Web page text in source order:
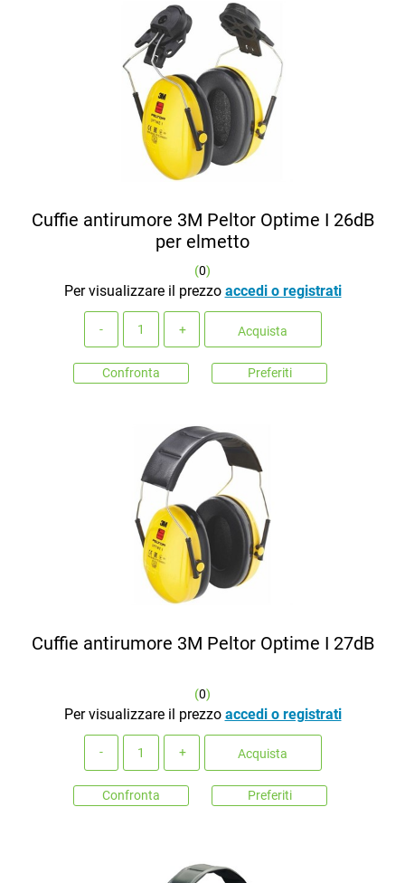
Cuffie antirumore 3M Peltor Optime I 26dB
per elmetto
(0)
Per visualizzare il prezzo accedi o registrati
Acquista
Confronta Preferiti
Cuffie antirumore 3M Peltor Optime I 27dB
(0)
Per visualizzare il prezzo accedi o registrati
Acquista
Confronta Preferiti